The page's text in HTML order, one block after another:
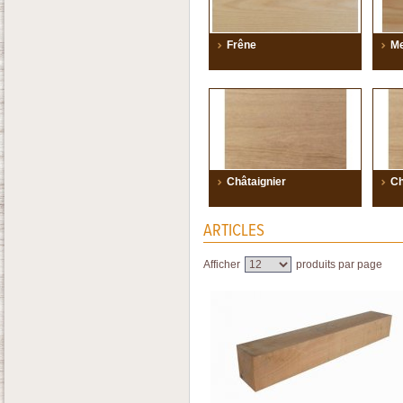
Frêne
Châtaignier
ARTICLES
Afficher produits par page